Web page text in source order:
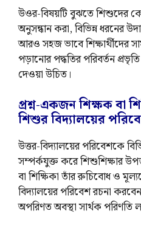
উওর-বিষয়টি বুঝতে শিশুদের
অনুসন্ধান করা, বিভিন্ন ধরনের
আরও সহজ ভাবে শিক্ষার্থীদের
পড়ানোর পদ্ধতির পরিবর্তন
দেওয়া উচিত।
প্রশ্ন-একজন শিক্ষক বা
শিশুর বিদ্যালয়ের
উত্তর-বিদ্যালয়ের পরিবেশকে
সম্পর্কযুক্ত করে শিশুশিক্ষার
বা শিক্ষিকা তাঁর রুচিবোধ ও
বিদ্যালয়ের পরিবেশ রচনা
অপরিণত অবস্থা সার্থক পরিণতি